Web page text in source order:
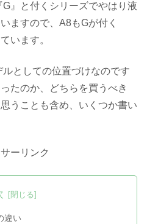
』と付くシリーズでやはり液
ますので、A8もGが付く
います。
としての位置づけなのです
たのか、どちらを買うべき
うことも含め、いくつか書い
ーリンク
違い